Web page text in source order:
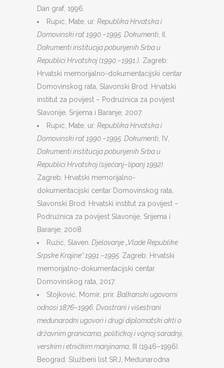
Dan graf, 1996.
Rupić, Mate, ur. Republika Hrvatska i
Domovinski rat 1990.–1995. Dokumenti
Dokumenti institucija pobunjenih Srba u
Republici Hrvatskoj (1990.–1991.) . Zagreb:
Hrvatski memorijalno-dokumentacijski centar
Domovinskog rata, Slavonski Brod: Hrvatski
institut za povijest – Podružnica za povijest
Slavonije, Srijema i Baranje, 2007.
Rupić, Mate, ur. Republika Hrvatska i
Domovinski rat 1990.–1995. Dokumenti , IV,
Dokumenti institucija pobunjenih Srba u
Republici Hrvatskoj (siječanj–lipanj 1992)
Zagreb: Hrvatski memorijalno-
dokumentacijski centar Domovinskog rata,
Slavonski Brod: Hrvatski institut za povijest –
Podružnica za povijest Slavonije, Srijema i
Baranje, 2008.
Ružić, Slaven. Djelovanje „Vlade Republike
Srpske Krajine“ 1991.–1995. Zagreb: Hrvatski
memorijalno-dokumentacijski centar
Domovinskog rata, 2017.
Stojković, Momir, prir. Balkanski ugovorni
odnosi 1876–1996. Dvostrani i višestrani
međunarodni ugovori i drugi diplomatski akti o
državnim granicama, političkoj i vojnoj saradnji,
verskim i etničkim manjinama , III (1946–1996).
Beograd: Službeni list SRJ, Međunarodna